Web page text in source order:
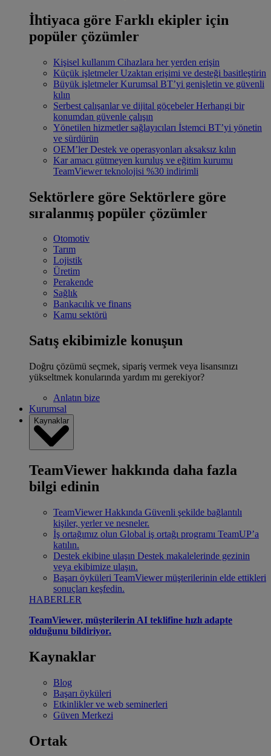
İhtiyaca göre Farklı ekipler için
popüler çözümler
Kişisel kullanım Cihazlara her yerden erişin
Küçük işletmeler Uzaktan erişimi ve desteği basitleştirin
Büyük işletmeler Kurumsal BT’yi genişletin ve güvenli
kılın
Serbest çalışanlar ve dijital göçebeler Herhangi bir
konumdan güvenle çalışın
Yönetilen hizmetler sağlayıcıları İstemci BT’yi yönetin
ve sürdürün
OEM’ler Destek ve operasyonları aksaksız kılın
Kar amacı gütmeyen kuruluş ve eğitim kurumu
TeamViewer teknolojisi %30 indirimli
Sektörlere göre Sektörlere göre
sıralanmış popüler çözümler
Otomotiv
Tarım
Lojistik
Üretim
Perakende
Sağlık
Bankacılık ve finans
Kamu sektörü
Satış ekibimizle konuşun
Doğru çözümü seçmek, sipariş vermek veya lisansınızı
yükseltmek konularında yardım mı gerekiyor?
Anlatın bize
Kurumsal
Kaynaklar
TeamViewer hakkında daha fazla
bilgi edinin
TeamViewer Hakkında Güvenli şekilde bağlantılı
kişiler, yerler ve nesneler.
İş ortağımız olun Global iş ortağı programı TeamUP’a
katılın.
Destek ekibine ulaşın Destek makalelerinde gezinin
veya ekibimize ulaşın.
Başarı öyküleri TeamViewer müşterilerinin elde ettikleri
sonuçları keşfedin.
HABERLER
TeamViewer, müşterilerin AI teklifine hızlı adapte
olduğunu bildiriyor.
Kaynaklar
Blog
Başarı öyküleri
Etkinlikler ve web seminerleri
Güven Merkezi
Ortak